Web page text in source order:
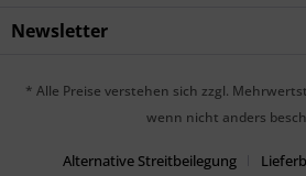
Newsletter
* Alle Preise verstehen sich zzgl.
wenn nicht anders
Alternative Streitbeilegung